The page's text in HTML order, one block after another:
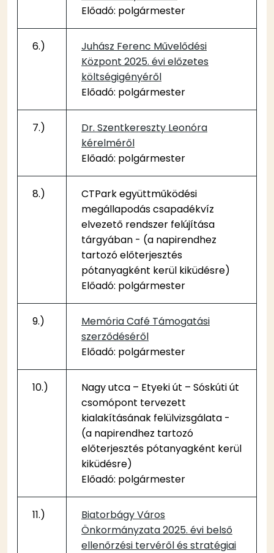
Előadó: polgármester
6.)
Juhász Ferenc Művelődési
Központ 2025. évi előzetes
költségigényéről
Előadó: polgármester
7.)
Dr. Szentkereszty Leonóra
kérelméről
Előadó: polgármester
8.)
CTPark együttműködési
megállapodás csapadékvíz
elvezető rendszer felújítása
tárgyában - (a napirendhez
tartozó előterjesztés
pótanyagként kerül kiküdésre)
Előadó: polgármester
9.)
Memória Café Támogatási
szerződéséről
Előadó: polgármester
10.)
Nagy utca – Etyeki út – Sóskúti út
csomópont tervezett
kialakításának felülvizsgálata -
(a napirendhez tartozó
előterjesztés pótanyagként kerül
kiküdésre)
Előadó: polgármester
11.)
Biatorbágy Város
Önkormányzata 2025. évi belső
ellenőrzési tervéről és stratégiai